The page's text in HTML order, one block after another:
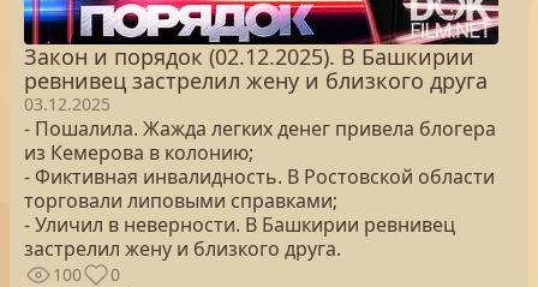
Закон и порядок (02.12.2025). В Башкирии
ревнивец застрелил жену и близкого друга
03.12.2025
- Пошалила. Жажда легких денег привела блогера
из Кемерова в колонию;
- Фиктивная инвалидность. В Ростовской области
торговали липовыми справками;
- Уличил в неверности. В Башкирии ревнивец
застрелил жену и близкого друга.
100 0